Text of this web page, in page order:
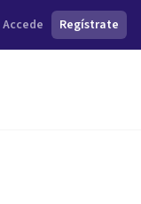
Accede Regístrate